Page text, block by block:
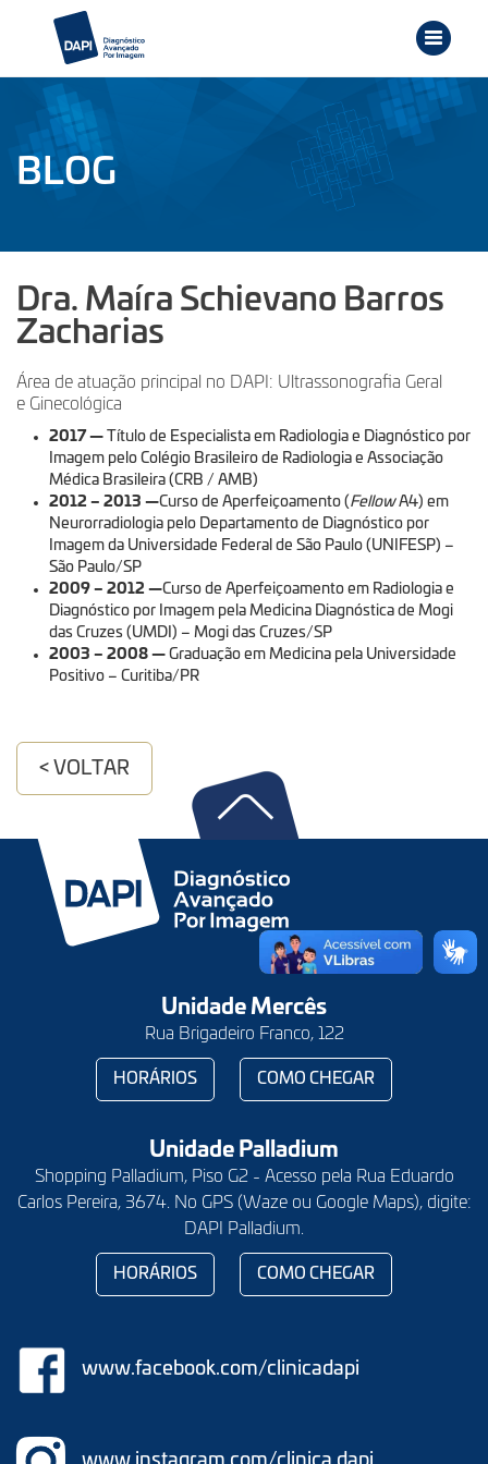
BLOG
Dra. Maíra Schievano Barros
Zacharias
Área de atuação principal no DAPI: Ultrassonografia Geral
e Ginecológica
2017 —
Título de Especialista em Radiologia e Diagnóstico por
Imagem pelo Colégio Brasileiro de Radiologia e Associação
Médica Brasileira (CRB / AMB)
2012 – 2013 —Curso de Aperfeiçoamento ( FellowA4) em
Neurorradiologia pelo Departamento de Diagnóstico por
Imagem da Universidade Federal de São Paulo (UNIFESP) –
São Paulo/SP
2009 – 2012 —Curso de Aperfeiçoamento em Radiologia e
Diagnóstico por Imagem pela Medicina Diagnóstica de Mogi
das Cruzes (UMDI) – Mogi das Cruzes/SP
2003 – 2008 — Graduação em Medicina pela Universidade
Positivo – Curitiba/PR
< VOLTAR
Unidade Mercês
Rua Brigadeiro Franco, 122
HORÁRIOS COMO CHEGAR
Unidade Palladium
Shopping Palladium, Piso G2 - Acesso pela Rua Eduardo
Carlos Pereira, 3674. No GPS (Waze ou Google Maps), digite:
DAPI Palladium.
HORÁRIOS COMO CHEGAR
www.facebook.com/clinicadapi